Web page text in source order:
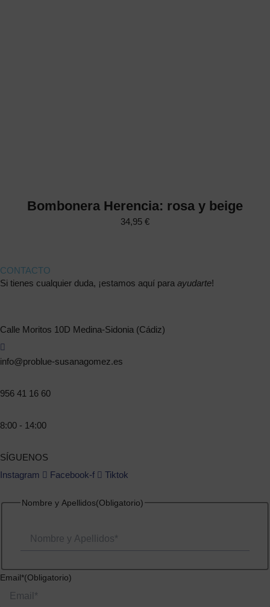
Bombonera Herencia: rosa y beige
34,95 €
CONTACTO
Si tienes cualquier duda, ¡estamos aquí para ayudarte!
Calle Moritos 10D Medina-Sidonia (Cádiz)
info@problue-susanagomez.es
956 41 16 60
8:00 - 14:00
SÍGUENOS
Instagram
Facebook-f Tiktok
Nombre y Apellidos(Obligatorio)
Nombre
Email*(Obligatorio)